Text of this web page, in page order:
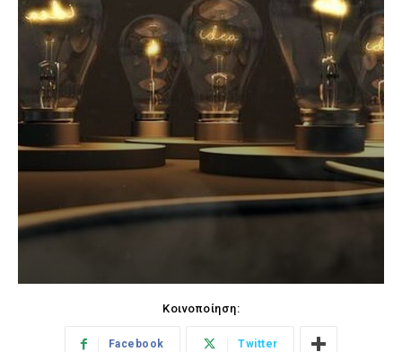
Κοινοποίηση:
Facebook Twitter